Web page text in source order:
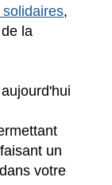
,
la
un
votre